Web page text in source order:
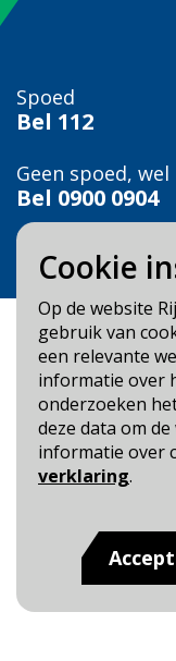
Cookie
Op de website
gebruik van
een relevante
informatie over
onderzoeken
deze data om
informatie over
verklaring.
Spoed
Bel 112
Geen spoed,
Bel 0900 0904
Veilig Leven?
Bel 0900-8387
Blijf op de
Cookie- en
Dit is een website